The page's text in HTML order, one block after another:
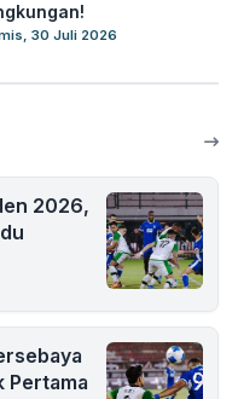
30 Juli 2026
2026,
Pertama